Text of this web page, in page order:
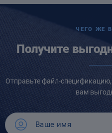
ЧЕГО ЖЕ
Получите
Отправьте файл-
вам